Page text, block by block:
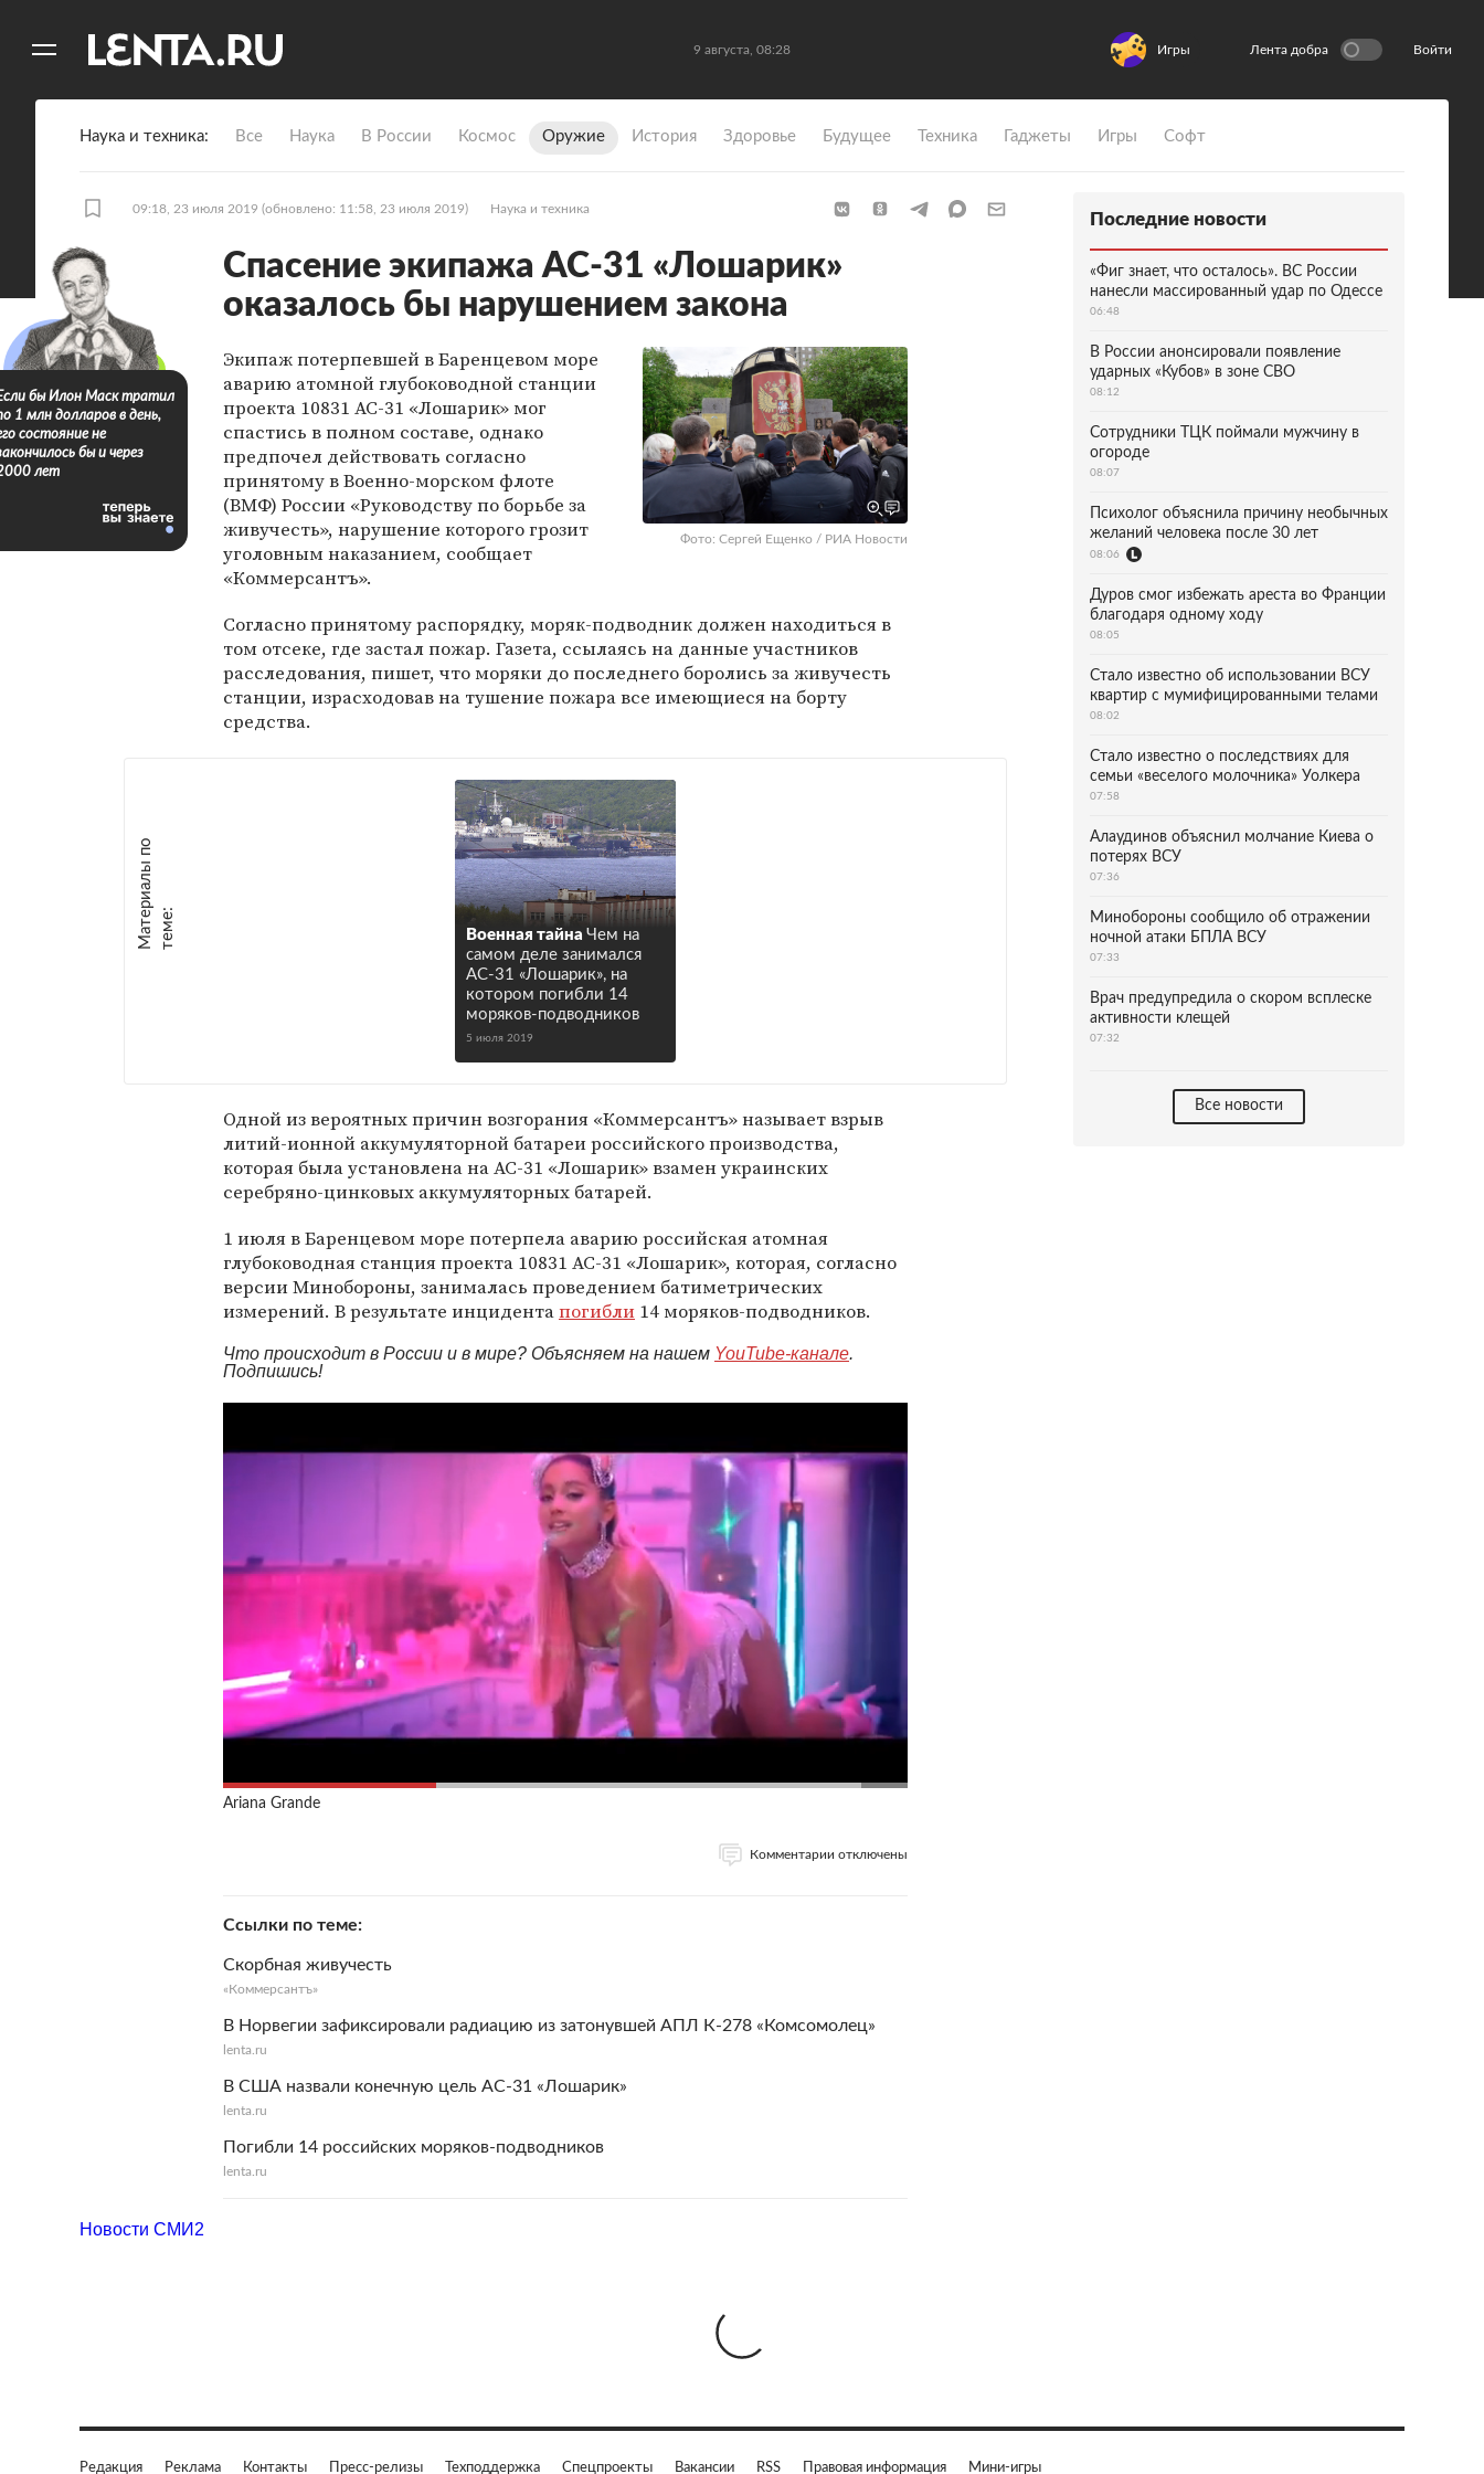
9 августа, 08:28 Игры Лента добра Войти
Наука и техника Все Наука В России Космос Оружие История Здоровье Будущее Техника Гаджеты Игры Софт
09:18, 23 июля 2019 (обновлено: 11:58, 23 июля 2019) Наука и техника
Спасение экипажа АС-31 «Лошарик»
оказалось бы нарушением закона
Фото: Сергей Ещенко / РИА Новости
Экипаж потерпевшей в Баренцевом море
аварию атомной глубоководной станции
проекта 10831 АС-31 «Лошарик» мог
спастись в полном составе, однако
предпочел действовать согласно
принятому в Военно-морском флоте
(ВМФ) России «Руководству по борьбе за
живучесть», нарушение которого грозит
уголовным наказанием, сообщает
«Коммерсантъ».
Согласно принятому распорядку, моряк-подводник должен находиться в
том отсеке, где застал пожар. Газета, ссылаясь на данные участников
расследования, пишет, что моряки до последнего боролись за живучесть
станции, израсходовав на тушение пожара все имеющиеся на борту
средства.
М
а
т е
р
и
а
л
ы
п
о
т
е
м
е : Военная тайна Чем на
самом деле занимался
АС-31 «Лошарик», на
котором погибли 14
моряков-подводников
5 июля 2019
Одной из вероятных причин возгорания «Коммерсантъ» называет взрыв
литий-ионной аккумуляторной батареи российского производства,
которая была установлена на АС-31 «Лошарик» взамен украинских
серебряно-цинковых аккумуляторных батарей.
1 июля в Баренцевом море потерпела аварию российская атомная
глубоководная станция проекта 10831 АС-31 «Лошарик», которая, согласно
версии Минобороны, занималась проведением батиметрических
измерений. В результате инцидентапогибли 14 моряков-подводников.
Что происходит в России и в мире? Объясняем на нашем YouTube-канале.
Подпишись!
Ariana Grande
Комментарии отключены
Ссылки по теме
Скорбная живучесть
«Коммерсантъ»
В Норвегии зафиксировали радиацию из затонувшей АПЛ К-278 «Комсомолец»
lenta.ru
В США назвали конечную цель АС-31 «Лошарик»
lenta.ru
Погибли 14 российских моряков-подводников
lenta.ru
бы Илон Маск тратил
1 млн долларов в день,
состояние не
бы и через
лет
Последние новости
«Фиг знает, что осталось». ВС России
нанесли массированный удар по Одессе
06:48
В России анонсировали появление
ударных «Кубов» в зоне СВО
08:12
Сотрудники ТЦК поймали мужчину в
огороде
08:07
Психолог объяснила причину необычных
желаний человека после 30 лет
08:06
Дуров смог избежать ареста во Франции
благодаря одному ходу
08:05
Стало известно об использовании ВСУ
квартир с мумифицированными телами
08:02
Стало известно о последствиях для
семьи «веселого молочника» Уолкера
07:58
Алаудинов объяснил молчание Киева о
потерях ВСУ
07:36
Минобороны сообщило об отражении
ночной атаки БПЛА ВСУ
07:33
Врач предупредила о скором всплеске
активности клещей
07:32
Все новости
Новости СМИ2
Редакция Реклама Контакты Пресс-релизы Техподдержка Спецпроекты Вакансии RSS Правовая информация Мини-игры